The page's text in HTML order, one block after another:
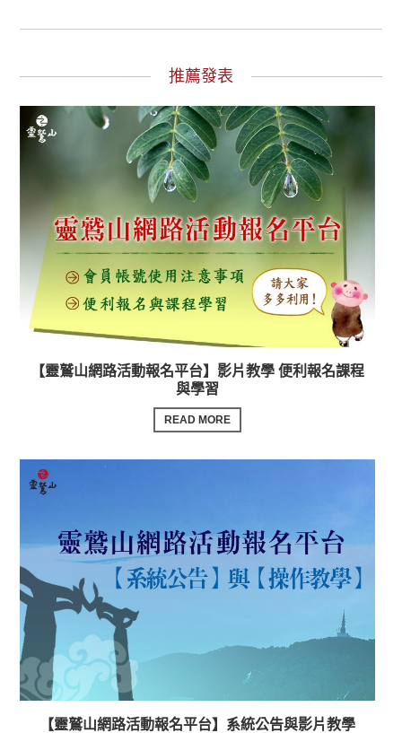
推薦發表
【靈鷲山網路活動報名平台】影片教學 便利報名課程
與學習
READ MORE
【靈鷲山網路活動報名平台】系統公告與影片教學